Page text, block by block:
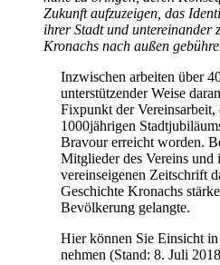
Zukunft aufzuzeigen, das
ihrer Stadt und untereinander
Kronachs nach außen
Inzwischen arbeiten über
unterstützender Weise
Fixpunkt der Vereinsarbeit,
1000jährigen
Bravour erreicht worden.
Mitglieder des Vereins und
vereinseigenen Zeitschrift
Geschichte Kronachs
Bevölkerung gelangte.
Hier können Sie Einsicht
nehmen (Stand: 8. Juli